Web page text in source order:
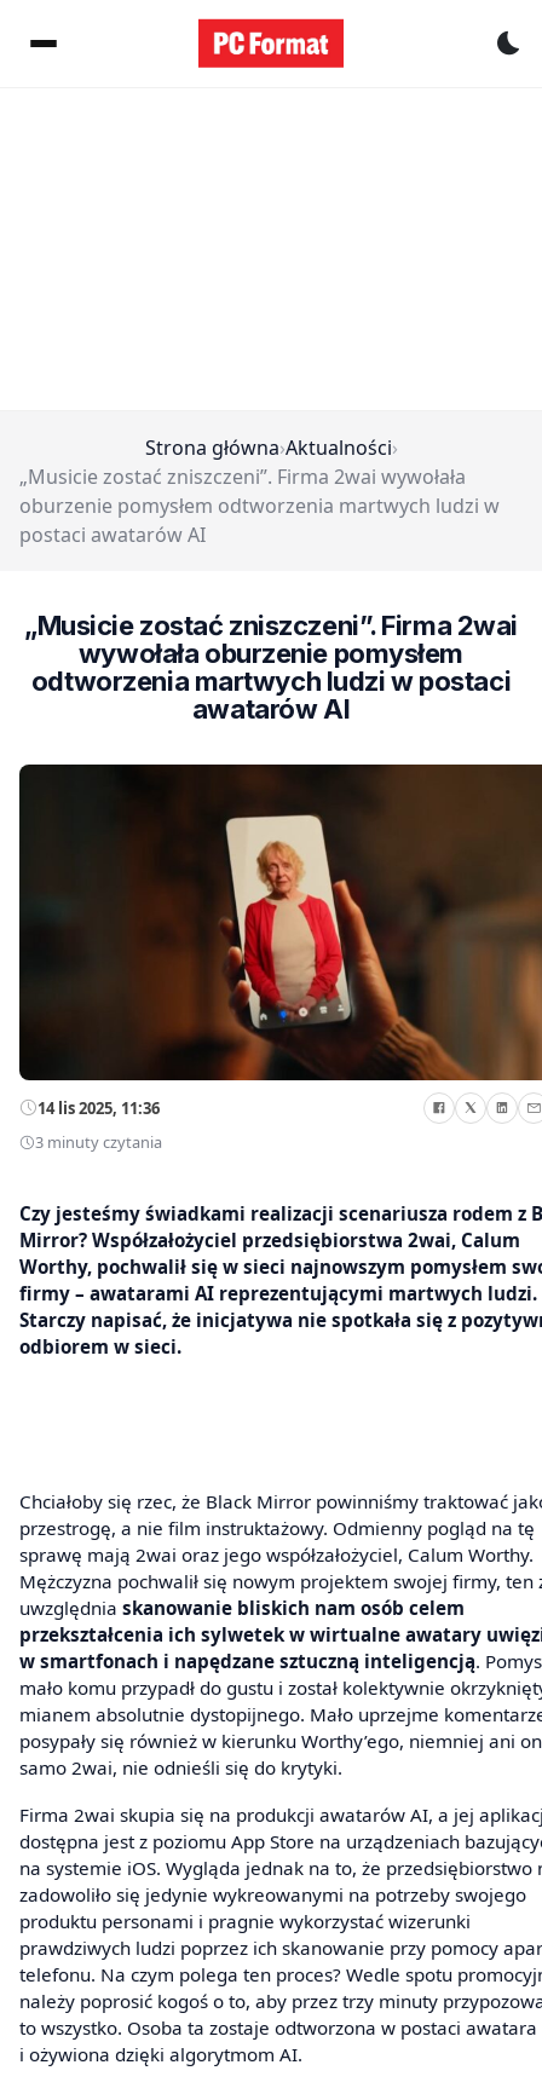
Strona główna›Aktualności›
„Musicie zostać zniszczeni”. Firma 2wai wywołała
oburzenie pomysłem odtworzenia martwych ludzi w
postaci awatarów AI
„Musicie zostać zniszczeni”. Firma 2wai
wywołała oburzenie pomysłem
odtworzenia martwych ludzi w postaci
awatarów AI
14 lis 2025, 11:36
3 minuty czytania
Czy jesteśmy świadkami realizacji scenariusza rodem z
Mirror? Współzałożyciel przedsiębiorstwa 2wai, Calum
Worthy, pochwalił się w sieci najnowszym pomysłem
firmy – awatarami AI reprezentującymi martwych ludzi.
Starczy napisać, że inicjatywa nie spotkała się z
odbiorem w sieci.
Chciałoby się rzec, że Black Mirror powinniśmy traktować
przestrogę, a nie film instruktażowy. Odmienny pogląd na tę
sprawę mają 2wai oraz jego współzałożyciel, Calum Worthy.
Mężczyzna pochwalił się nowym projektem swojej firmy, ten
uwzględnia skanowanie bliskich nam osób celem
przekształcenia ich sylwetek w wirtualne awatary
w smartfonach i napędzane sztuczną inteligencją.
mało komu przypadł do gustu i został kolektywnie
mianem absolutnie dystopijnego. Mało uprzejme
posypały się również w kierunku Worthy’ego, niemniej ani
samo 2wai, nie odnieśli się do krytyki.
Firma 2wai skupia się na produkcji awatarów AI, a jej
dostępna jest z poziomu App Store na urządzeniach
na systemie iOS. Wygląda jednak na to, że przedsiębiorstwo
zadowoliło się jedynie wykreowanymi na potrzeby swojego
produktu personami i pragnie wykorzystać wizerunki
prawdziwych ludzi poprzez ich skanowanie przy pomocy
telefonu. Na czym polega ten proces? Wedle spotu
należy poprosić kogoś o to, aby przez trzy minuty
to wszystko. Osoba ta zostaje odtworzona w postaci awatara
i ożywiona dzięki algorytmom AI.